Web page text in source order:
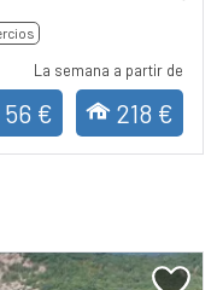
La semana a partir de
56 € 218 €